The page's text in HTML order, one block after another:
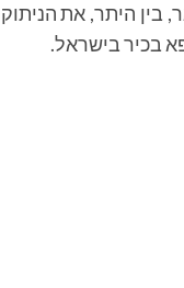
בין היתר, את הניתוק
בכיר בישראל.